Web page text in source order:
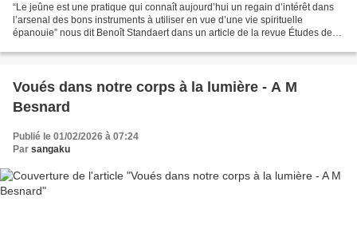
“Le jeûne est une pratique qui connaît aujourd’hui un regain d’intérêt dans
l’arsenal des bons instruments à utiliser en vue d’une vie spirituelle
épanouie” nous dit Benoît Standaert dans un article de la revue Études de
Voués dans notre corps à la lumière - A M
Besnard
Publié le 01/02/2026 à 07:24
Par sangaku